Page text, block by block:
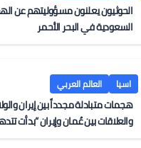
الحوثيون يعلنون مسؤوليتهم عن
السعودية في البحر الأحمر
اسيا العالم العربي
هجمات متبادلة مجدداً بين إيران
والعلاقات بين عُمان وإيران “بدأت